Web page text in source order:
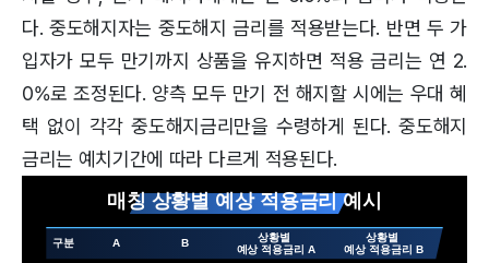
다. 중도해지자는 중도해지 금리를 적용받는다. 반면 두 가
입자가 모두 만기까지 상품을 유지하면 적용 금리는 연 2.
0%로 조정된다. 양측 모두 만기 전 해지할 시에는 우대 혜
택 없이 각각 중도해지금리만을 수령하게 된다. 중도해지
금리는 예치기간에 따라 다르게 적용된다.
매칭 상황별 예상 적용금리 예시
구분 A B
상황별
예상 적용금리 A
상황별
예상 적용금리 B